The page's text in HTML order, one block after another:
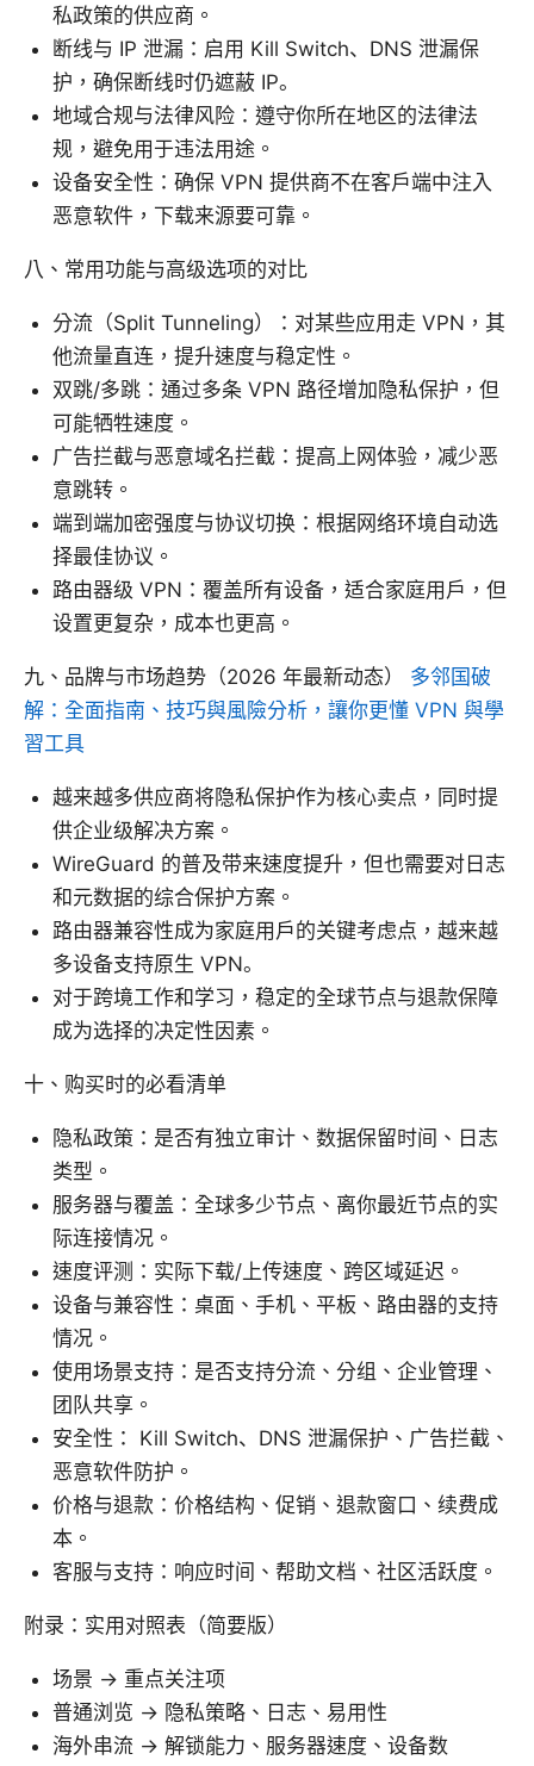
私政策的供应商。
断线与 IP 泄漏：启用 Kill Switch、DNS 泄漏保
护，确保断线时仍遮蔽 IP。
地域合规与法律风险：遵守你所在地区的法律法
规，避免用于违法用途。
设备安全性：确保 VPN 提供商不在客户端中注入
恶意软件，下载来源要可靠。
八、常用功能与高级选项的对比
分流（Split Tunneling）：对某些应用走 VPN，其
他流量直连，提升速度与稳定性。
双跳/多跳：通过多条 VPN 路径增加隐私保护，但
可能牺牲速度。
广告拦截与恶意域名拦截：提高上网体验，减少恶
意跳转。
端到端加密强度与协议切换：根据网络环境自动选
择最佳协议。
路由器级 VPN：覆盖所有设备，适合家庭用户，但
设置更复杂，成本也更高。
九、品牌与市场趋势（2026 年最新动态） 多邻国破
解：全面指南、技巧與風險分析，讓你更懂 VPN 與學
習工具
越来越多供应商将隐私保护作为核心卖点，同时提
供企业级解决方案。
WireGuard 的普及带来速度提升，但也需要对日志
和元数据的综合保护方案。
路由器兼容性成为家庭用户的关键考虑点，越来越
多设备支持原生 VPN。
对于跨境工作和学习，稳定的全球节点与退款保障
成为选择的决定性因素。
十、购买时的必看清单
隐私政策：是否有独立审计、数据保留时间、日志
类型。
服务器与覆盖：全球多少节点、离你最近节点的实
际连接情况。
速度评测：实际下载/上传速度、跨区域延迟。
设备与兼容性：桌面、手机、平板、路由器的支持
情况。
使用场景支持：是否支持分流、分组、企业管理、
团队共享。
安全性： Kill Switch、DNS 泄漏保护、广告拦截、
恶意软件防护。
价格与退款：价格结构、促销、退款窗口、续费成
本。
客服与支持：响应时间、帮助文档、社区活跃度。
附录：实用对照表（简要版）
场景 -> 重点关注项
普通浏览 -> 隐私策略、日志、易用性
海外串流 -> 解锁能力、服务器速度、设备数